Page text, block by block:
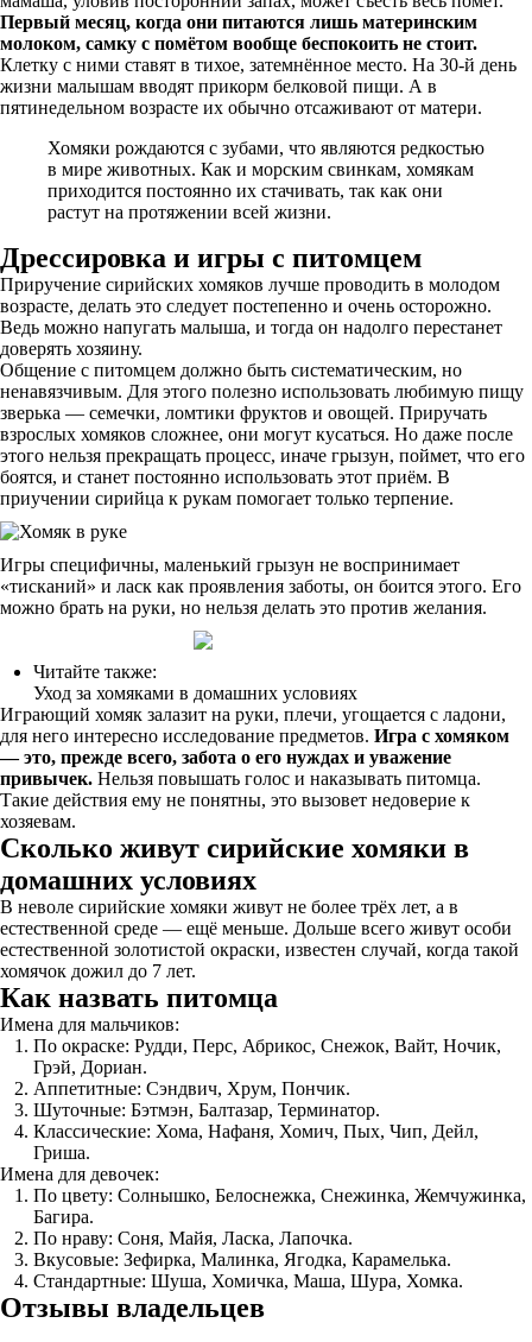
Первый месяц, когда они питаются лишь материнским
молоком, самку с помётом вообще беспокоить не стоит.
Клетку с ними ставят в тихое, затемнённое место. На 30-й день
жизни малышам вводят прикорм белковой пищи. А в
пятинедельном возрасте их обычно отсаживают от матери.
Хомяки рождаются с зубами, что являются редкостью
в мире животных. Как и морским свинкам, хомякам
приходится постоянно их стачивать, так как они
растут на протяжении всей жизни.
Дрессировка и игры с питомцем
Приручение сирийских хомяков лучше проводить в молодом
возрасте, делать это следует постепенно и очень осторожно.
Ведь можно напугать малыша, и тогда он надолго перестанет
доверять хозяину.
Общение с питомцем должно быть систематическим, но
ненавязчивым. Для этого полезно использовать любимую пищу
зверька — семечки, ломтики фруктов и овощей. Приручать
взрослых хомяков сложнее, они могут кусаться. Но даже после
этого нельзя прекращать процесс, иначе грызун, поймет, что его
боятся, и станет постоянно использовать этот приём. В
приучении сирийца к рукам помогает только терпение.
Игры специфичны, маленький грызун не воспринимает
«тисканий» и ласк как проявления заботы, он боится этого. Его
можно брать на руки, но нельзя делать это против желания.
Читайте также:
Уход за хомяками в домашних условиях
Играющий хомяк залазит на руки, плечи, угощается с ладони,
для него интересно исследование предметов. Игра с хомяком
— это, прежде всего, забота о его нуждах и уважение
привычек. Нельзя повышать голос и наказывать питомца.
Такие действия ему не понятны, это вызовет недоверие к
хозяевам.
Сколько живут сирийские хомяки в
домашних условиях
В неволе сирийские хомяки живут не более трёх лет, а в
естественной среде — ещё меньше. Дольше всего живут особи
естественной золотистой окраски, известен случай, когда такой
хомячок дожил до 7 лет.
Как назвать питомца
Имена для мальчиков:
По окраске: Рудди, Перс, Абрикос, Снежок, Вайт, Ночик,
Грэй, Дориан.
Аппетитные: Сэндвич, Хрум, Пончик.
Шуточные: Бэтмэн, Балтазар, Терминатор.
Классические: Хома, Нафаня, Хомич, Пых, Чип, Дейл,
Гриша.
Имена для девочек:
По цвету: Солнышко, Белоснежка, Снежинка, Жемчужинка,
Багира.
По нраву: Соня, Майя, Ласка, Лапочка.
Вкусовые: Зефирка, Малинка, Ягодка, Карамелька.
Стандартные: Шуша, Хомичка, Маша, Шура, Хомка.
Отзывы владельцев